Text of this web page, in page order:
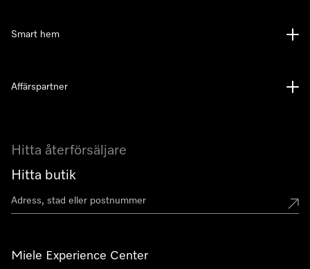
Hitta återförsäljare
Hitta butik
Miele Experience Center
Smart hem
Affärspartner